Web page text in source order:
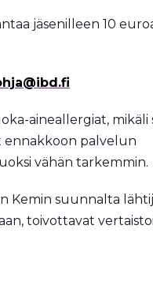
jäsenilleen 10
aineallergiat, mikäli
ennakkoon palvelun
vähän tarkemmin.
Kemin suunnalta
toivottavat